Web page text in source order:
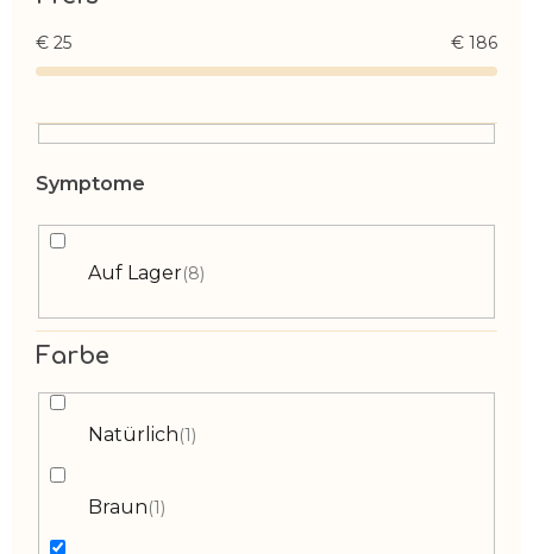
€ 25 € 186
Auf Lager 8
Farbe
Natürlich 1
Braun 1